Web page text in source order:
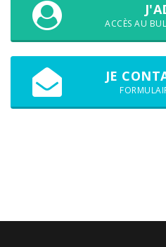
ACCÈS AU
JE